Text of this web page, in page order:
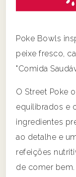
Poke Bowls
peixe fresco,
"Comida
O Street Poke
equilibrados e
ingredientes
ao detalhe e
refeições
de comer